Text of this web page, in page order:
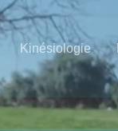
Kinésiologie